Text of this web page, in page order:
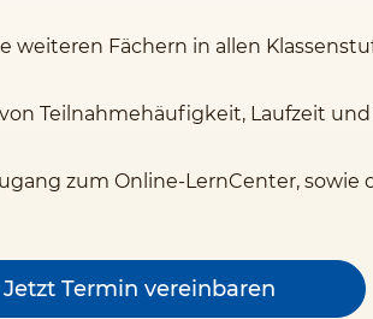
weiteren Fächern in allen
Teilnahmehäufigkeit, Laufzeit
zum Online-LernCenter, sowie
Jetzt Termin vereinbaren